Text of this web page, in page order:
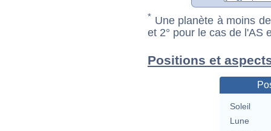
* Une planète à moins
et 2° pour le cas de l'AS
Positions et
Soleil
Lune